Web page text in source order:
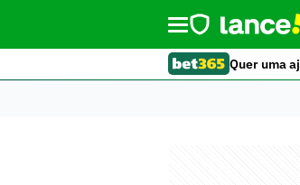
Quer uma